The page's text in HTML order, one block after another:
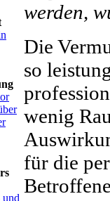
und
werden,
Die
so
wenig
für die